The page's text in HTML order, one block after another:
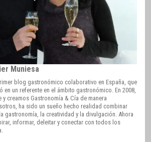
Muniesa
blog gastronómico colaborativo en España, que
en un referente en el ámbito gastronómico. En 2008,
creamos Gastronomía & Cía de manera
ha sido un sueño hecho realidad combinar
gastronomía, la creatividad y la divulgación. Ahora
informar, deleitar y conectar con todos los